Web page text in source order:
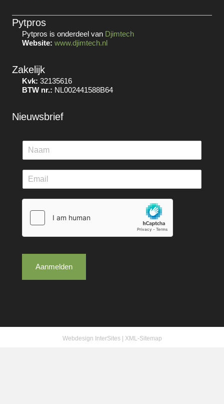
Pytpros
Pytpros is onderdeel van Djimtech
Website: www.djimtech.nl
Zakelijk
Kvk: 32135616
BTW nr.: NL002441588B64
Nieuwsbrief
Aanmelden
Webdesign InterSites| XML-Sitemap